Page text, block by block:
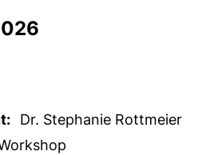
Dr. Stephanie Rottmeier